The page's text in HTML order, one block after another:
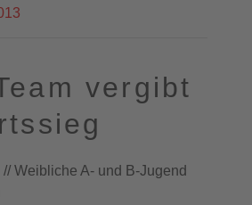
vergibt
Weibliche A- und B-Jugend